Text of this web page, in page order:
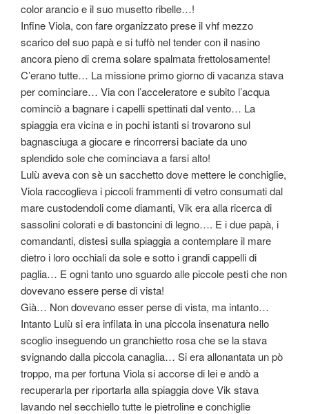
color arancio e il suo musetto ribelle…!
Infine Viola, con fare organizzato prese il vhf mezzo
scarico del suo papà e si tuffò nel tender con il nasino
ancora pieno di crema solare spalmata frettolosamente!
C’erano tutte… La missione primo giorno di vacanza stava
per cominciare… Via con l’acceleratore e subito l’acqua
cominciò a bagnare i capelli spettinati dal vento… La
spiaggia era vicina e in pochi istanti si trovarono sul
bagnasciuga a giocare e rincorrersi baciate da uno
splendido sole che cominciava a farsi alto!
Lulù aveva con sè un sacchetto dove mettere le conchiglie,
Viola raccoglieva i piccoli frammenti di vetro consumati dal
mare custodendoli come diamanti, Vik era alla ricerca di
sassolini colorati e di bastoncini di legno…. E i due papà, i
comandanti, distesi sulla spiaggia a contemplare il mare
dietro i loro occhiali da sole e sotto i grandi cappelli di
paglia… E ogni tanto uno sguardo alle piccole pesti che non
dovevano essere perse di vista!
Già… Non dovevano esser perse di vista, ma intanto…
Intanto Lulù si era infilata in una piccola insenatura nello
scoglio inseguendo un granchietto rosa che se la stava
svignando dalla piccola canaglia… Si era allonantata un pò
troppo, ma per fortuna Viola si accorse di lei e andò a
recuperarla per riportarla alla spiaggia dove Vik stava
lavando nel secchiello tutte le pietroline e conchiglie